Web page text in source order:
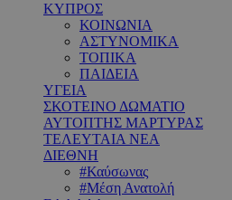
ΚΥΠΡΟΣ
ΚΟΙΝΩΝΙΑ
ΑΣΤΥΝΟΜΙΚΑ
ΤΟΠΙΚΑ
ΠΑΙΔΕΙΑ
ΥΓΕΙΑ
ΣΚΟΤΕΙΝΟ ΔΩΜΑΤΙΟ
ΑΥΤΟΠΤΗΣ ΜΑΡΤΥΡΑΣ
ΤΕΛΕΥΤΑΙΑ ΝΕΑ
ΔΙΕΘΝΗ
#Καύσωνας
#Μέση Ανατολή